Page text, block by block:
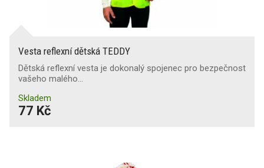
Vesta reflexní dětská TEDDY
Dětská reflexní vesta je dokonalý spojenec pro bezpečnost
vašeho malého…
Skladem
77 Kč